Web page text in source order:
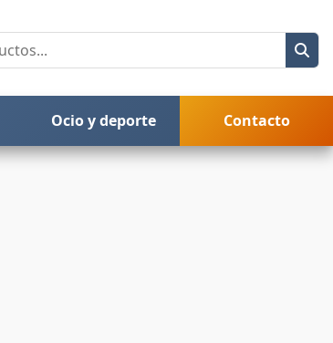
Ocio y deporte Contacto